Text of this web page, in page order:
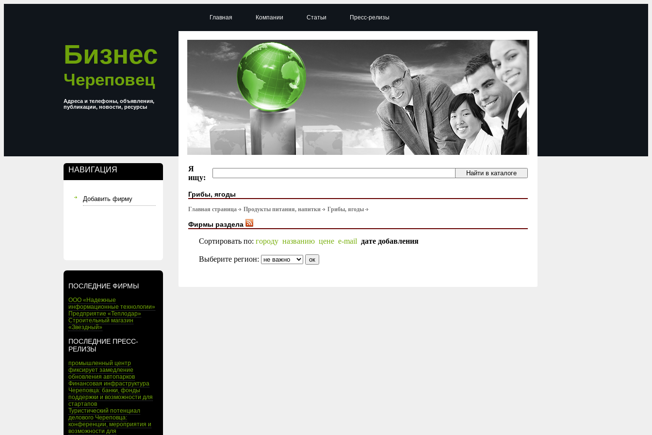
Бизнес
Череповец
Адреса и телефоны, объявления,
публикации, новости, ресурсы
НАВИГАЦИЯ
Добавить фирму
ПОСЛЕДНИЕ ФИРМЫ
ООО «Надежные
информационные технологии»
Предприятие «Теплодар»
Строительный магазин
«Звездный»
ПОСЛЕДНИЕ ПРЕСС-
РЕЛИЗЫ
промышленный центр
фиксирует замедление
обновления автопарков
Финансовая инфраструктура
Череповца: банки, фонды
поддержки и возможности для
стартапов
Туристический потенциал
делового Череповца:
конференции, мероприятия и
возможности для
Главная Компании Статьи Пресс-релизы
Я
ищу:
Грибы, ягоды
Главная страница Продукты питания, напитки Грибы, ягоды
Фирмы раздела
Сортировать по: городу названию цене e-mail дате добавления
Выберите регион: